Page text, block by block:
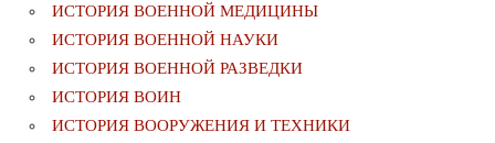
ИСТОРИЯ ВОЕННОЙ МЕДИЦИНЫ
ИСТОРИЯ ВОЕННОЙ НАУКИ
ИСТОРИЯ ВОЕННОЙ РАЗВЕДКИ
ИСТОРИЯ ВОИН
ИСТОРИЯ ВООРУЖЕНИЯ И ТЕХНИКИ